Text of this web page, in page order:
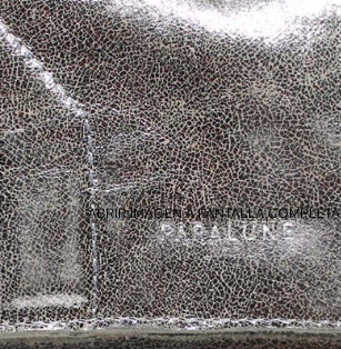
ABRIR IMAGEN A PANTALLA COMPLETA